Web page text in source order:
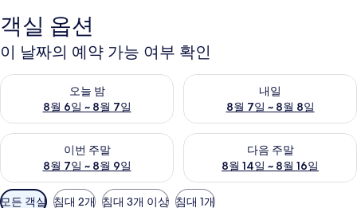
객실 옵션
이 날짜의 예약 가능 여부 확인
오늘 밤
8월 6일 ~ 8월 7일
오늘 밤 예약 가능 여부 확인, 8월 6일 ~ 8월 7일
내일
8월 7일 ~ 8월 8일
내일 예약 가능 여부 확인, 8월
이번 주말
8월 7일 ~ 8월 9일
이번 주말 예약 가능 여부 확인, 8월 7일 ~ 8월 9일
다음 주말
8월 14일 ~ 8월 16일
다음 주말 예약 가능 여부 확인,
객
모든 객실 침대 2개 침대 3개 이상 침대 1개